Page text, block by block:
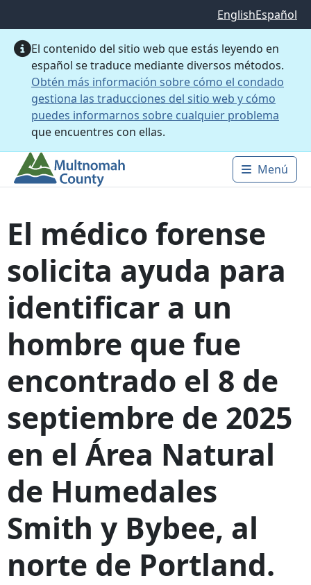
EnglishEspañol
El contenido del sitio web que estás leyendo en
español se traduce mediante diversos métodos.
Obtén más información sobre cómo el condado
gestiona las traducciones del sitio web y cómo
puedes informarnos sobre cualquier problema
que encuentres con ellas.
Main
Menú
El médico forense
solicita ayuda para
identificar a un
hombre que fue
encontrado el 8 de
septiembre de 2025
en el Área Natural
de Humedales
Smith y Bybee, al
norte de Portland.